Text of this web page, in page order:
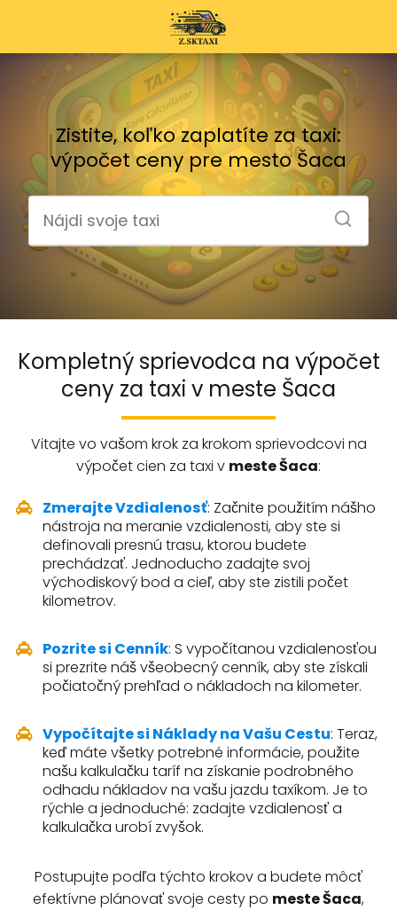
Zistite, koľko zaplatíte za taxi:
výpočet ceny pre mesto Šaca
Kompletný sprievodca na výpočet
ceny za taxi v meste Šaca
Vitajte vo vašom krok za krokom sprievodcovi na
výpočet cien za taxi v meste Šaca:
Zmerajte Vzdialenosť: Začnite použitím nášho
nástroja na meranie vzdialenosti, aby ste si
definovali presnú trasu, ktorou budete
prechádzať. Jednoducho zadajte svoj
východiskový bod a cieľ, aby ste zistili počet
kilometrov.
Pozrite si Cenník: S vypočítanou vzdialenosťou
si prezrite náš všeobecný cenník, aby ste získali
počiatočný prehľad o nákladoch na kilometer.
Vypočítajte si Náklady na Vašu Cestu: Teraz,
keď máte všetky potrebné informácie, použite
našu kalkulačku taríf na získanie podrobného
odhadu nákladov na vašu jazdu taxíkom. Je to
rýchle a jednoduché: zadajte vzdialenosť a
kalkulačka urobí zvyšok.
Postupujte podľa týchto krokov a budete môcť
efektívne plánovať svoje cesty po meste Šaca,